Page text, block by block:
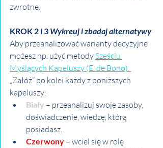
zwrotne.
KROK 2 i 3 Wykreuj i zbadaj alternatywy
Aby przeanalizować warianty decyzyjne
możesz np. użyć metody Sześciu
Myślących Kapeluszy (E. de Bono).
„Załóż” po kolei każdy z poniższych
kapeluszy:
Biały – przeanalizuj swoje zasoby,
doświadczenie, wiedzę, którą
posiadasz.
Czerwony – wciel się w rolę